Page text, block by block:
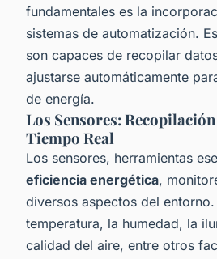
fundamentales es la
sistemas de automatización.
son capaces de recopilar
ajustarse automáticamente
de energía.
Los Sensores:
Tiempo Real
Los sensores, herramientas
eficiencia energética,
diversos aspectos del
temperatura, la humedad, la
calidad del aire, entre otros